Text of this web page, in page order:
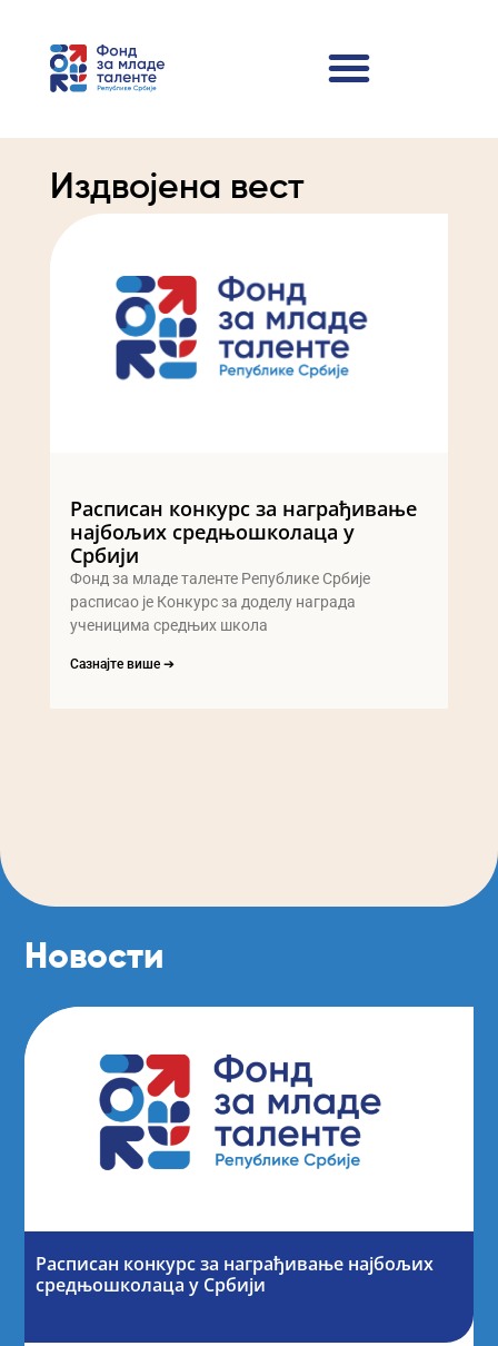
Издвојена вест
Расписан конкурс за награђивање
најбољих средњошколаца у
Србији
Фонд за младе таленте Републике Србије
расписао је Конкурс за доделу награда
ученицима средњих школа
Сазнајте више ➔
Новости
Расписан конкурс за награђивање најбољих
средњошколаца у Србији